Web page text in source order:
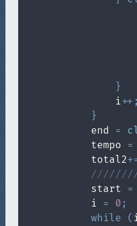
}
                i
++ ;
}
            end
=
            tempo
=
            total2
            start
=
            i
= 0 ;
while
(